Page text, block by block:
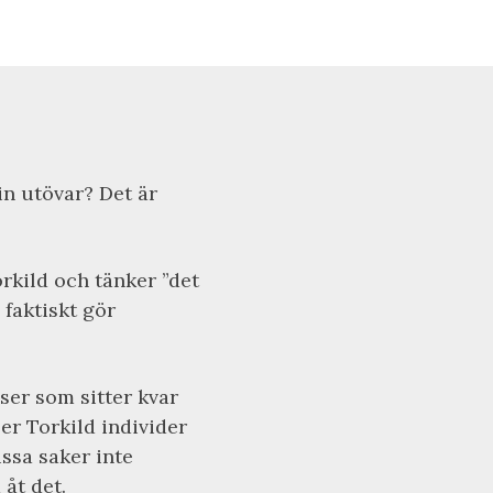
utövar? Det är
och tänker ”det
faktiskt gör
som sitter kvar
Torkild individer
saker inte
det.